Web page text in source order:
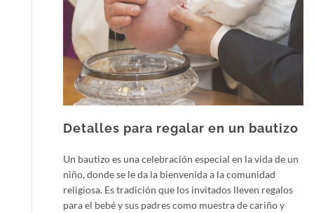
Detalles para regalar en un bautizo
Un bautizo es una celebración especial en la vida de un
niño, donde se le da la bienvenida a la comunidad
religiosa. Es tradición que los invitados lleven regalos
para el bebé y sus padres como muestra de cariño y